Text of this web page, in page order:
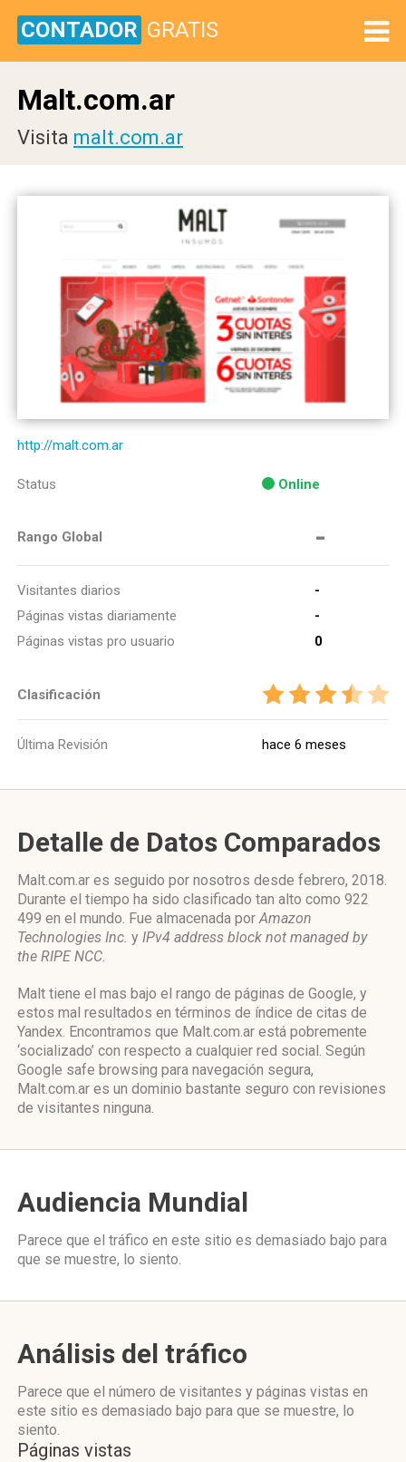
CONTADOR GRATIS
Malt.com.ar
Visita malt.com.ar
http://malt.com.ar
Status Online
Rango Global -
Visitantes diarios
-
Páginas vistas diariamente
-
Páginas vistas pro usuario
0
Clasificación
Última Revisión hace 6 meses
Detalle de Datos Comparados
Malt.com.ar es seguido por nosotros desde febrero, 2018.
Durante el tiempo ha sido clasificado tan alto como 922
499 en el mundo. Fue almacenada porAmazon
Technologies Inc. y IPv4 address block not managed by
the RIPE NCC.
Malt tiene el mas bajo el rango de páginas de Google, y
estos mal resultados en términos de índice de citas de
Yandex. Encontramos que Malt.com.ar está pobremente
‘socializado’ con respecto a cualquier red social. Según
Google safe browsing para navegación segura,
Malt.com.ar es un dominio bastante seguro con revisiones
de visitantes ninguna.
Audiencia Mundial
Parece que el tráfico en este sitio es demasiado bajo para
que se muestre, lo siento.
Análisis del tráfico
Parece que el número de visitantes y páginas vistas en
este sitio es demasiado bajo para que se muestre, lo
siento.
Páginas vistas